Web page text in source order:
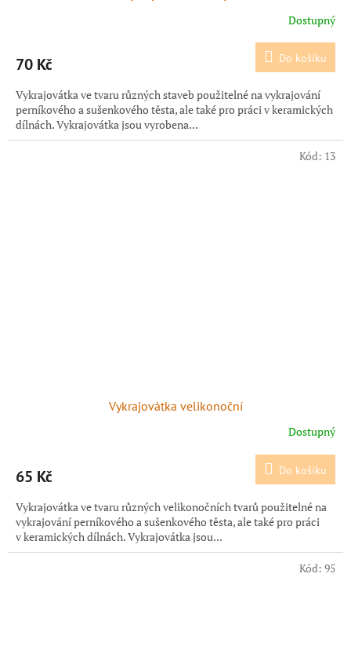
Dostupný
70 Kč Do košíku
Vykrajovátka ve tvaru různých staveb použitelné na vykrajování
perníkového a sušenkového těsta, ale také pro práci v keramických
dílnách. Vykrajovátka jsou vyrobena...
Vykrajovátka velikonoční
Dostupný
65 Kč Do košíku
Vykrajovátka ve tvaru různých velikonočních tvarů použitelné na
vykrajování perníkového a sušenkového těsta, ale také pro práci
v keramických dílnách. Vykrajovátka jsou...
Kód: 13
Kód: 95